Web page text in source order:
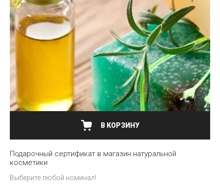
В КОРЗИНУ
Подарочный сертификат в магазин натуральной
косметики
Выберите любой номинал!